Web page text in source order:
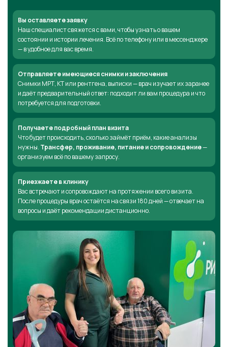
Вы оставляете заявку
Наш специалист свяжется с вами, чтобы узнать о вашем
состоянии и истории лечения. Всё по телефону или в мессенджере
— в удобное для вас время.
Отправляете имеющиеся снимки и заключения
Снимки МРТ, КТ или рентгена, выписки — врач изучает их заранее
и даёт предварительный ответ: подходит ли вам процедура и что
потребуется для подготовки.
Получаете подробный план визита
Что будет происходить, сколько займёт приём, какие анализы
нужны. Трансфер, проживание, питание и сопровождение—
организуем всё по вашему запросу.
Приезжаете в клинику
Вас встречают и сопровождают на протяжении всего визита.
После процедуры врач остаётся на связи 180 дней — отвечает на
вопросы и даёт рекомендации дистанционно.